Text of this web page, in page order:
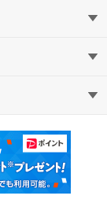
ン
いの先生